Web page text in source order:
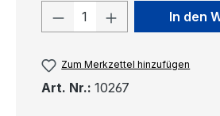
Produkt Anzahl:In den
Zum Merkzettel hinzufügen
Art. Nr.: 10267